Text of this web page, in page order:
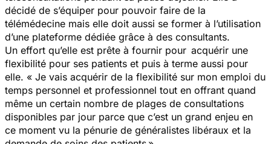
décidé de s’équiper pour pouvoir faire de la
télémédecine mais elle doit aussi se former à l’utilisation
d’une plateforme dédiée grâce à des consultants.
Un effort qu’elle est prête à fournir pour acquérir une
flexibilité pour ses patients et puis à terme aussi pour
elle. « Je vais acquérir de la flexibilité sur mon emploi du
temps personnel et professionnel tout en offrant quand
même un certain nombre de plages de consultations
disponibles par jour parce que c’est un grand enjeu en
ce moment vu la pénurie de généralistes libéraux et la